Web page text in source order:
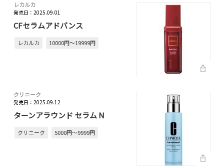
レカルカ
発売日：2025.09.01
CFセラムアドバンス
レカルカ 10000円～19999円
クリニーク
発売日：2025.09.12
ターンアラウンド セラム N
クリニーク 5000円～9999円